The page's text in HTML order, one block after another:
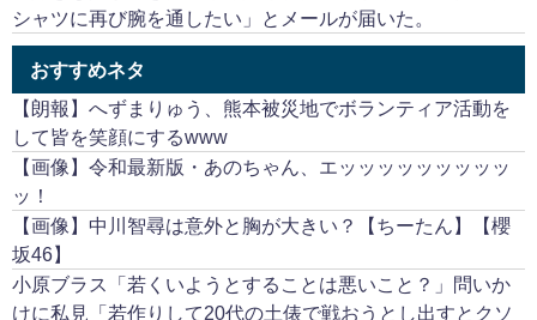
シャツに再び腕を通したい」とメールが届いた。
おすすめネタ
【朗報】へずまりゅう、熊本被災地でボランティア活動を
して皆を笑顔にするwww
【画像】令和最新版・あのちゃん、エッッッッッッッッッ
ッ！
【画像】中川智尋は意外と胸が大きい？【ちーたん】【櫻
坂46】
小原ブラス「若くいようとすることは悪いこと？」問いか
けに私見「若作りして20代の土俵で戦おうとし出すとクソ